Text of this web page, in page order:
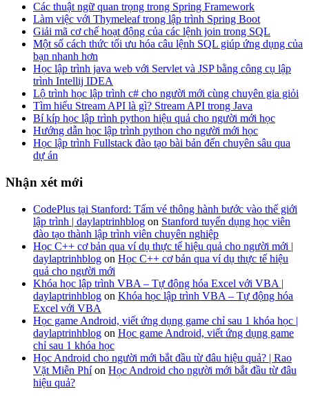
Các thuật ngữ quan trọng trong Spring Framework
Làm việc với Thymeleaf trong lập trình Spring Boot
Giải mã cơ chế hoạt động của các lệnh join trong SQL
Một số cách thức tối ưu hóa câu lệnh SQL giúp ứng dụng của
bạn nhanh hơn
Học lập trình java web với Servlet và JSP bằng công cụ lập
trình Intellij IDEA
Lộ trình học lập trình c# cho người mới cùng chuyên gia giỏi
Tìm hiểu Stream API là gì? Stream API trong Java
Bí kíp học lập trình python hiệu quả cho người mới học
Hướng dẫn học lập trình python cho người mới học
Học lập trình Fullstack đào tạo bài bản đến chuyên sâu qua
dự án
Nhận xét mới
CodePlus tại Stanford: Tấm vé thông hành bước vào thế giới
lập trình | daylaptrinhblog on Stanford tuyển dụng học viên
đào tạo thành lập trình viên chuyên nghiệp
Học C++ cơ bản qua ví dụ thực tế hiệu quả cho người mới |
daylaptrinhblog on Học C++ cơ bản qua ví dụ thực tế hiệu
quả cho người mới
Khóa học lập trình VBA – Tự động hóa Excel với VBA |
daylaptrinhblog on Khóa học lập trình VBA – Tự động hóa
Excel với VBA
Học game Android, viết ứng dụng game chỉ sau 1 khóa học |
daylaptrinhblog on Học game Android, viết ứng dụng game
chỉ sau 1 khóa học
Học Android cho người mới bắt đầu từ đâu hiệu quả? | Rao
Vặt Miễn Phíon Học Android cho người mới bắt đầu từ đâu
hiệu quả?